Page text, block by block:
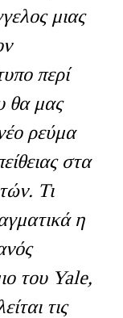
μιας
περί
θα μας
ρεύμα
στα
Τι
η
του Yale,
τις